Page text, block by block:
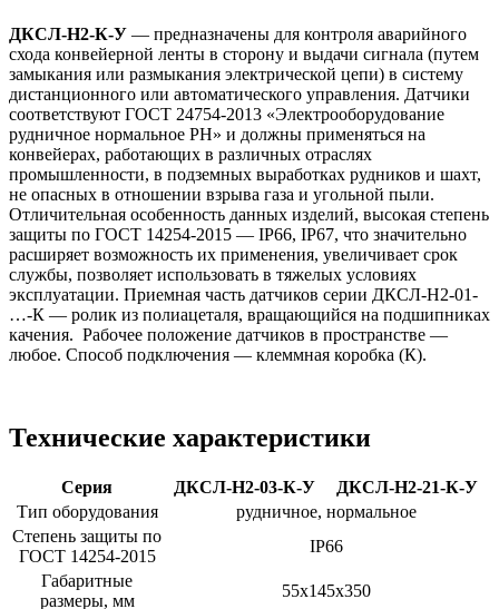
ДКСЛ-Н2-К-У — предназначены для контроля аварийного
схода конвейерной ленты в сторону и выдачи сигнала (путем
замыкания или размыкания электрической цепи) в систему
дистанционного или автоматического управления. Датчики
соответствуют ГОСТ 24754-2013 «Электрооборудование
рудничное нормальное РН» и должны применяться на
конвейерах, работающих в различных отраслях
промышленности, в подземных выработках рудников и шахт,
не опасных в отношении взрыва газа и угольной пыли.
Отличительная особенность данных изделий, высокая степень
защиты по ГОСТ 14254-2015 — IP66, IP67, что значительно
расширяет возможность их применения, увеличивает срок
службы, позволяет использовать в тяжелых условиях
эксплуатации. Приемная часть датчиков серии ДКСЛ-Н2-01-
…-К — ролик из полиацеталя, вращающийся на подшипниках
качения. Рабочее положение датчиков в пространстве —
любое. Способ подключения — клеммная коробка (К).
Технические характеристики
Серия ДКСЛ-Н2-03-К-У
ДКСЛ-Н2-21-К-У
Тип оборудования
рудничное, нормальное
Степень защиты по
ГОСТ 14254-2015
IP66
Габаритные
размеры, мм
55x145x350